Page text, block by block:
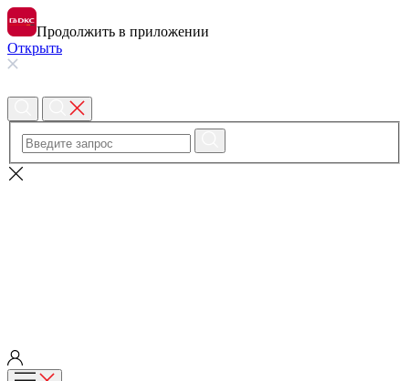
Продолжить в приложении
Открыть